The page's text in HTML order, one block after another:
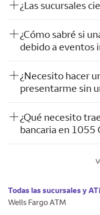
¿Las sucursales
¿Cómo sabré si
debido a eventos
¿Necesito hacer
presentarme sin
¿Qué necesito
bancaria en 1055
Todas las sucursales y
Wells Fargo ATM